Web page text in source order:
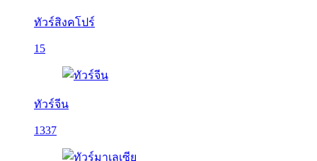
ทัวร์สิงคโปร์
15
ทัวร์จีน
1337